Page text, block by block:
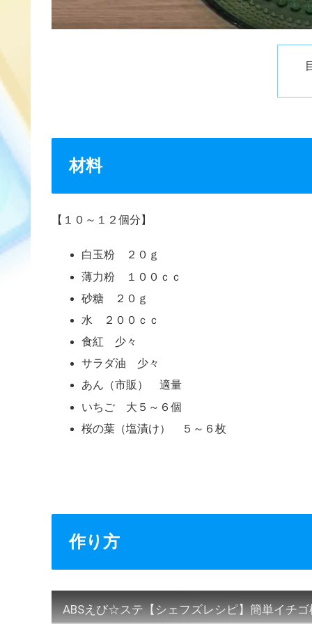
材料
【１０～１２個分】
白玉粉 ２０ｇ
薄力粉 １００ｃｃ
砂糖 ２０ｇ
水 ２００ｃｃ
食紅 少々
サラダ油 少々
あん（市販） 適量
いちご 大５～６個
桜の葉（塩漬け） ５～６枚
作り方
ABSえび☆ステ【シェフズレシピ】簡単イチゴ